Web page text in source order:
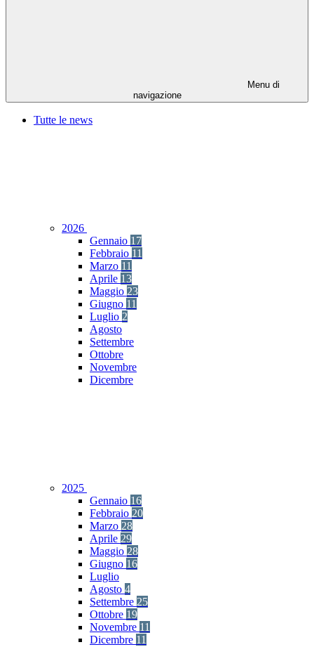
Menu di
navigazione
Tutte le news
2026
Gennaio 17
Febbraio 11
Marzo 11
Aprile 13
Maggio 23
Giugno 11
Luglio 2
Agosto
Settembre
Ottobre
Novembre
Dicembre
2025
Gennaio 16
Febbraio 20
Marzo 28
Aprile 29
Maggio 28
Giugno 16
Luglio
Agosto 4
Settembre 25
Ottobre 19
Novembre 11
Dicembre 11